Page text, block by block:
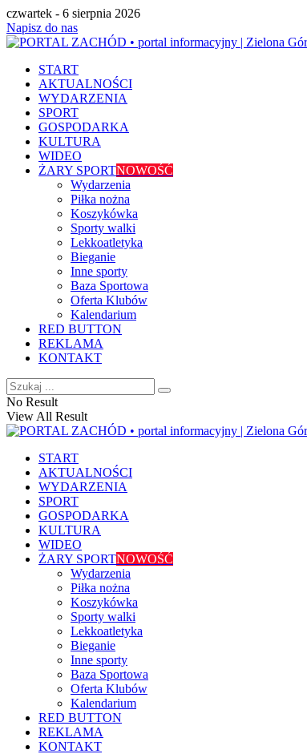
czwartek - 6 sierpnia 2026
Napisz do nas
START
AKTUALNOŚCI
WYDARZENIA
SPORT
GOSPODARKA
KULTURA
WIDEO
ŻARY SPORTNOWOŚĆ
Wydarzenia
Piłka nożna
Koszykówka
Sporty walki
Lekkoatletyka
Bieganie
Inne sporty
Baza Sportowa
Oferta Klubów
Kalendarium
RED BUTTON
REKLAMA
KONTAKT
No Result
View All Result
START
AKTUALNOŚCI
WYDARZENIA
SPORT
GOSPODARKA
KULTURA
WIDEO
ŻARY SPORTNOWOŚĆ
Wydarzenia
Piłka nożna
Koszykówka
Sporty walki
Lekkoatletyka
Bieganie
Inne sporty
Baza Sportowa
Oferta Klubów
Kalendarium
RED BUTTON
REKLAMA
KONTAKT